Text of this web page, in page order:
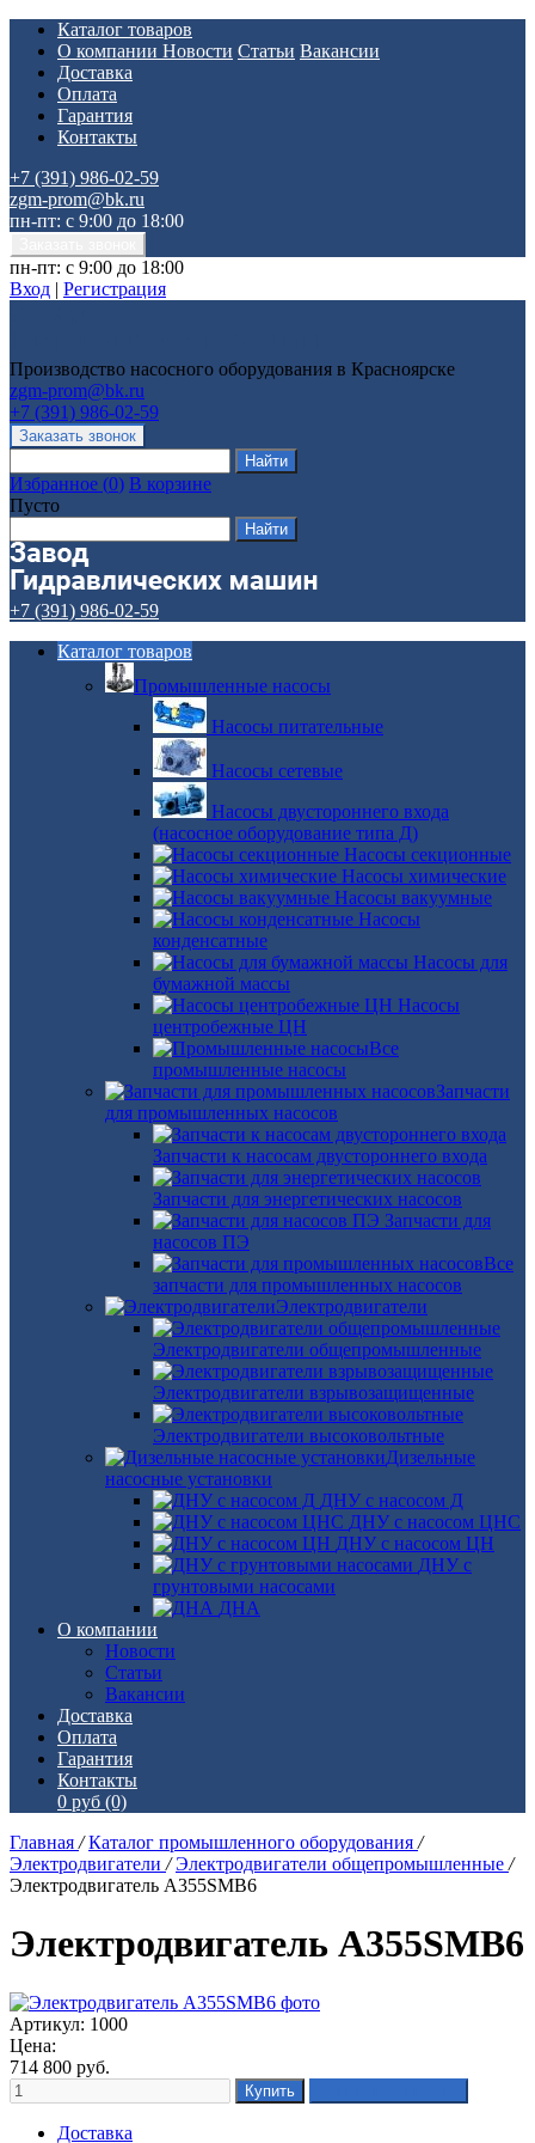
Каталог товаров
О компании Новости Статьи Вакансии
Доставка
Оплата
Гарантия
Контакты
+7 (391) 986-02-59
zgm-prom@bk.ru
пн-пт: с 9:00 до 18:00
пн-пт: с 9:00 до 18:00
Вход | Регистрация
Производство насосного оборудования в Красноярске
zgm-prom@bk.ru
+7 (391) 986-02-59
Избранное (0) В корзине
Пусто
+7 (391) 986-02-59
Каталог товаров
Промышленные насосы
Насосы питательные
Насосы сетевые
Насосы двустороннего входа
(насосное оборудование типа Д)
Насосы секционные
Насосы химические
Насосы вакуумные
Насосы
конденсатные
Насосы для
бумажной массы
Насосы
центробежные ЦН
Все
промышленные насосы
Запчасти
для промышленных насосов
Запчасти к насосам двустороннего входа
Запчасти для энергетических насосов
Запчасти для
насосов ПЭ
Все
запчасти для промышленных насосов
Электродвигатели
Электродвигатели общепромышленные
Электродвигатели взрывозащищенные
Электродвигатели высоковольтные
Дизельные
насосные установки
ДНУ с насосом Д
ДНУ с насосом ЦНС
ДНУ с насосом ЦН
ДНУ с
грунтовыми насосами
ДНА
О компании
Новости
Статьи
Вакансии
Доставка
Оплата
Гарантия
Контакты
0 руб (0)
Главная / Каталог промышленного оборудования /
Электродвигатели / Электродвигатели общепромышленные /
Электродвигатель А355SМВ6
Электродвигатель А355SМВ6
Артикул: 1000
Цена:
714 800 руб.
Доставка